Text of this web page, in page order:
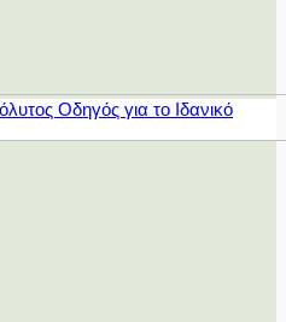
Οδηγός για το Ιδανικό